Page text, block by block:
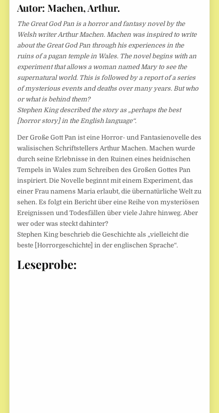
Autor: Machen, Arthur.
The Great God Pan is a horror and fantasy novel by the
Welsh writer Arthur Machen. Machen was inspired to write
about the Great God Pan through his experiences in the
ruins of a pagan temple in Wales. The novel begins with an
experiment that allows a woman named Mary to see the
supernatural world. This is followed by a report of a series
of mysterious events and deaths over many years. But who
or what is behind them?
Stephen King described the story as „perhaps the best
[horror story] in the English language“.
Der Große Gott Pan ist eine Horror- und Fantasienovelle des
walisischen Schriftstellers Arthur Machen. Machen wurde
durch seine Erlebnisse in den Ruinen eines heidnischen
Tempels in Wales zum Schreiben des Großen Gottes Pan
inspiriert. Die Novelle beginnt mit einem Experiment, das
einer Frau namens Maria erlaubt, die übernatürliche Welt zu
sehen. Es folgt ein Bericht über eine Reihe von mysteriösen
Ereignissen und Todesfällen über viele Jahre hinweg. Aber
wer oder was steckt dahinter?
Stephen King beschrieb die Geschichte als „vielleicht die
beste [Horrorgeschichte] in der englischen Sprache“.
Leseprobe: